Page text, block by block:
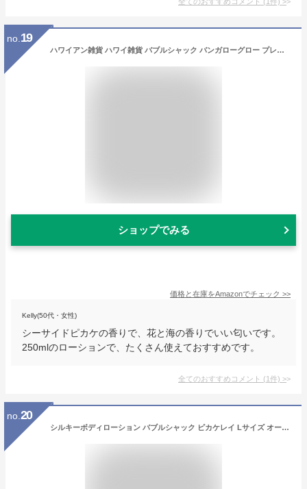
no. 19
ハワイアン雑貨 ハワイ雑貨 バブルシャック バンガローグロー プレミアム オーガニック ボディーローション(シーサイドピカケ)250ml ハワイ お土産
ショップでみる
価格と在庫をAmazonでチェック >>
Kelly(50代・女性)
シーサイドピカケの香りで、花と海の香りでいい匂いです。
250mlのローションで、たくさん使えておすすめです。
全てのおすすめコメント (1件) >
no. 20
シルキーボディローション バブルシャック ピカケレイ Lサイズ オールナチュラル ヴィーガン 天然成分 ハワイ コスメティックス